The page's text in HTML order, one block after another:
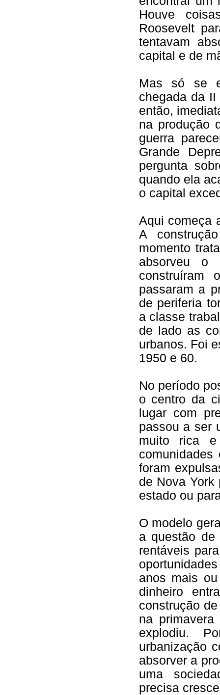
Houve
Roosevelt
tentavam
capital e de
Mas só se
chegada da
então,
na produção
guerra
Grande
pergunta
quando ela
o capital
Aqui começa
A
momento
absorveu o
construíram
passaram a
de periferia
a classe
de lado as
urbanos. Foi
1950 e 60.
No período
o centro da
lugar com
passou a ser
muito rica e
foram
de Nova
estado ou
O modelo
a questão de
rentáveis
anos mais
dinheiro
construção
na
explodiu.
urbanização
absorver a
uma
precisa